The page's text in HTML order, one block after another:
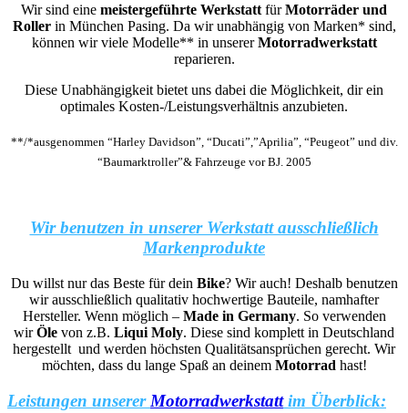
Wir sind eine meistergeführte Werkstatt fürMotorräder und
Roller in München Pasing. Da wir unabhängig von Marken* sind,
können wir viele Modelle** in unsererMotorradwerkstatt
reparieren.
Diese Unabhängigkeit bietet uns dabei die Möglichkeit, dir ein
optimales Kosten-/Leistungsverhältnis anzubieten.
**/*ausgenommen “Harley Davidson”, “Ducati”,”Aprilia”, “Peugeot” und div.
“Baumarktroller”& Fahrzeuge vor BJ. 2005
Wir benutzen in unserer Werkstatt ausschließlich
Markenprodukte
Du willst nur das Beste für dein Bike? Wir auch! Deshalb benutzen
wir ausschließlich qualitativ hochwertige Bauteile, namhafter
Hersteller. Wenn möglich – Made in Germany. So verwenden
wirÖle von z.B. Liqui Moly. Diese sind komplett in Deutschland
hergestellt und werden höchsten Qualitätsansprüchen gerecht. Wir
möchten, dass du lange Spaß an deinem Motorrad hast!
Leistungen unserer Motorradwerkstattim Überblick: